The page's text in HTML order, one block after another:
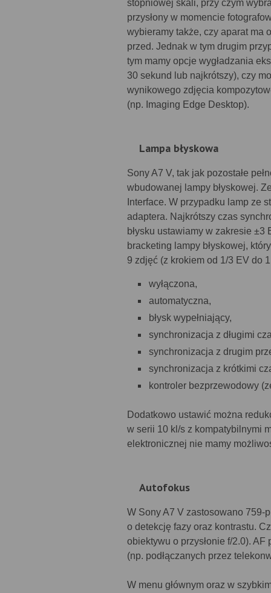
stopniowej skali, przy czym
przysłony w momencie
wybieramy także, czy aparat ma
przed. Jednak w tym drugim
tym mamy opcje wygładzania
30 sekund lub najkrótszy), czy
wynikowego zdjęcia
(np. Imaging Edge Desktop).
Lampa błyskowa
Sony A7 V, tak jak pozostałe
wbudowanej lampy błyskowej.
Interface. W przypadku lamp ze
adaptera. Najkrótszy czas
błysku ustawiamy w zakresie
bracketing lampy błyskowej,
9 zdjęć (z krokiem od 1/3 EV do
wyłączona,
automatyczna,
błysk wypełniający,
synchronizacja z długimi
synchronizacja z drugim
synchronizacja z krótkimi
kontroler bezprzewodowy
Dodatkowo ustawić można
w serii 10 kl/s z kompatybilnymi
elektronicznej nie mamy
Autofokus
W Sony A7 V zastosowano 759-
o detekcję fazy oraz kontrastu.
obiektywu o przysłonie f/2.0).
(np. podłączanych przez
W menu głównym oraz w